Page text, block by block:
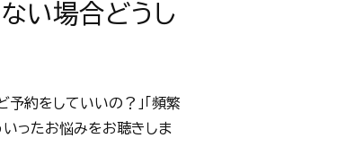
い場合どうし
約をしていいの？」「頻繁
いったお悩みをお聴きしま